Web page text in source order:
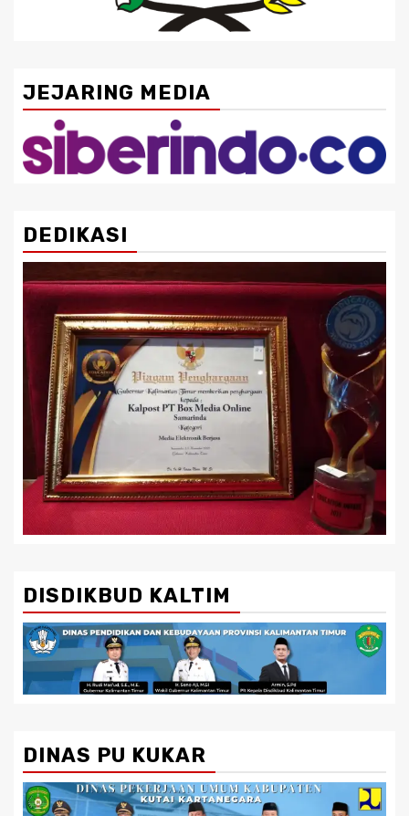
JEJARING MEDIA
DEDIKASI
DISDIKBUD KALTIM
DINAS PU KUKAR